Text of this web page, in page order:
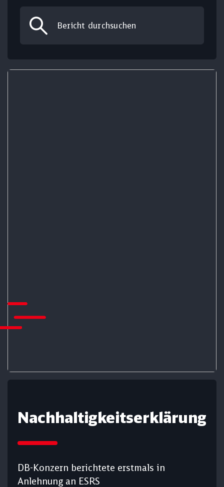
Nach­haltig­keits­er­klärung
DB-Konzern berichtete erstmals in
Anlehnung an ESRS